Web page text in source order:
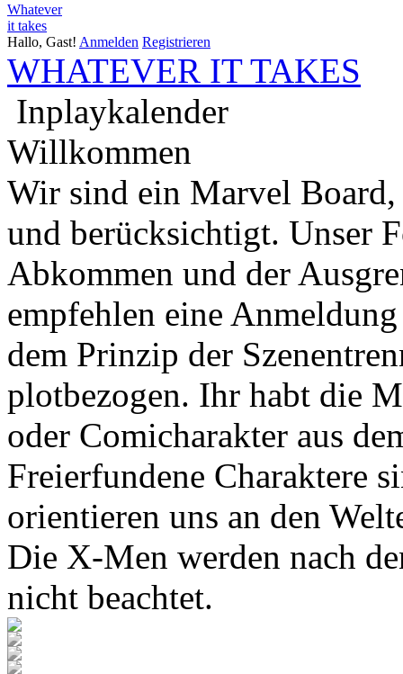
Whatever
it takes
Hallo, Gast! Anmelden Registrieren
WHATEVER IT TAKES
Inplaykalender
Willkommen
Wir sind ein Marvel
und berücksichtigt. Unser
Abkommen und der
empfehlen eine
dem Prinzip der
plotbezogen. Ihr habt die
oder Comicharakter aus
Freierfundene Charaktere
orientieren uns an den
Die X-Men werden nach
nicht beachtet.